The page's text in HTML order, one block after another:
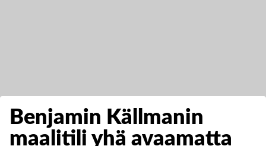
Benjamin Källmanin
maalitili yhä avaamatta